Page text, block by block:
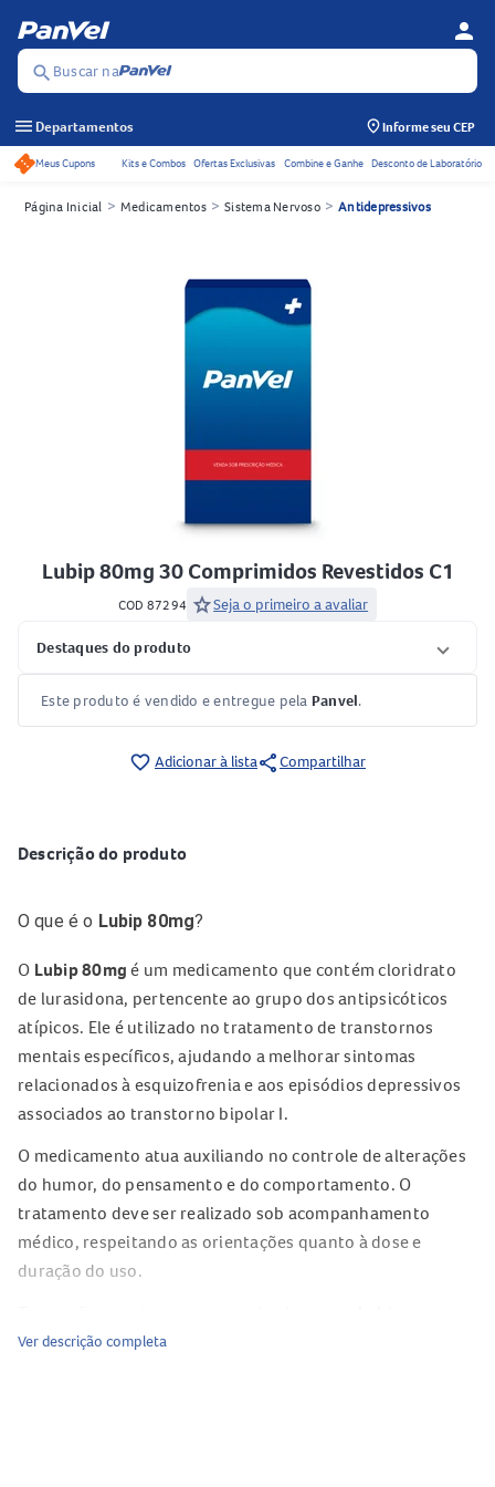
search Buscar na
person
menu Departamentos Informe seu CEP
Acessos rápidos do cabeçalho
Meus Cupons Kits e Combos Ofertas Exclusivas Combine e Ganhe Desconto de Laboratório
Página Inicial > Medicamentos > Sistema Nervoso > Antidepressivos
Lubip 80mg 30 Comprimidos Revestidos C1
COD 87294 starSeja o primeiro a avaliar
Destaques do produto
Este produto é vendido e entregue pela Panvel.
favorite_border Adicionar à listashareCompartilhar
Descrição do produto
O que é o Lubip 80mg?
O Lubip 80mg é um medicamento que contém cloridrato
de lurasidona, pertencente ao grupo dos antipsicóticos
atípicos. Ele é utilizado no tratamento de transtornos
mentais específicos, ajudando a melhorar sintomas
relacionados à esquizofrenia e aos episódios depressivos
associados ao transtorno bipolar I.
O medicamento atua auxiliando no controle de alterações
do humor, do pensamento e do comportamento. O
tratamento deve ser realizado sob acompanhamento
médico, respeitando as orientações quanto à dose e
duração do uso.
Lubip valor ,Lubip para transtorno bipolar
Ver descrição completa